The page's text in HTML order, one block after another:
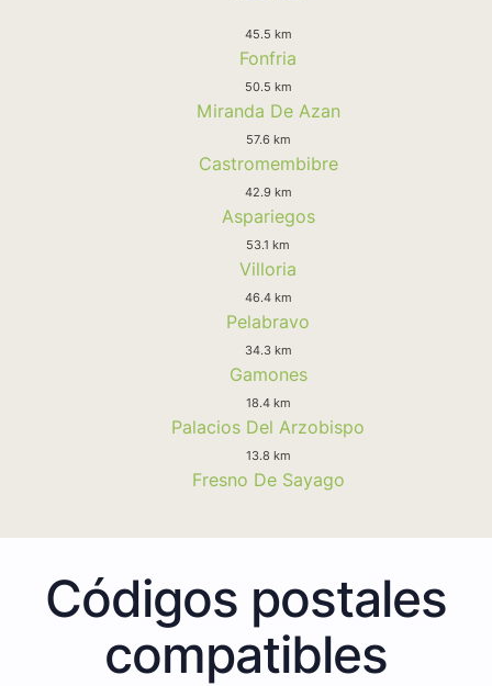
45.5 km
Fonfria
50.5 km
Miranda De Azan
57.6 km
Castromembibre
42.9 km
Aspariegos
53.1 km
Villoria
46.4 km
Pelabravo
34.3 km
Gamones
18.4 km
Palacios Del Arzobispo
13.8 km
Fresno De Sayago
Códigos postales
compatibles